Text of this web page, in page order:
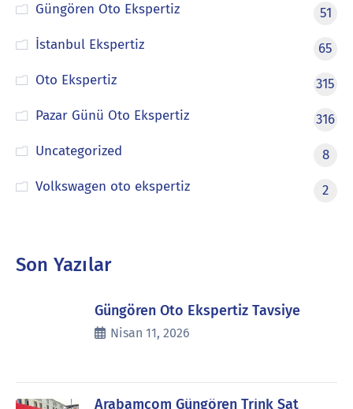
Güngören Oto Ekspertiz
51
İstanbul Ekspertiz
65
Oto Ekspertiz
315
Pazar Günü Oto Ekspertiz
316
Uncategorized
8
Volkswagen oto ekspertiz
2
Son Yazılar
Güngören Oto Ekspertiz Tavsiye
Nisan 11, 2026
Arabamcom Güngören Trink Sat